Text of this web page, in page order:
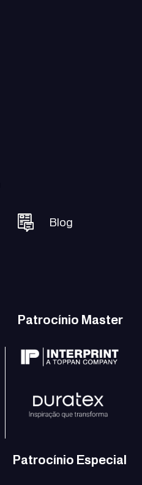
Blog
Patrocínio Master
Patrocínio Especial